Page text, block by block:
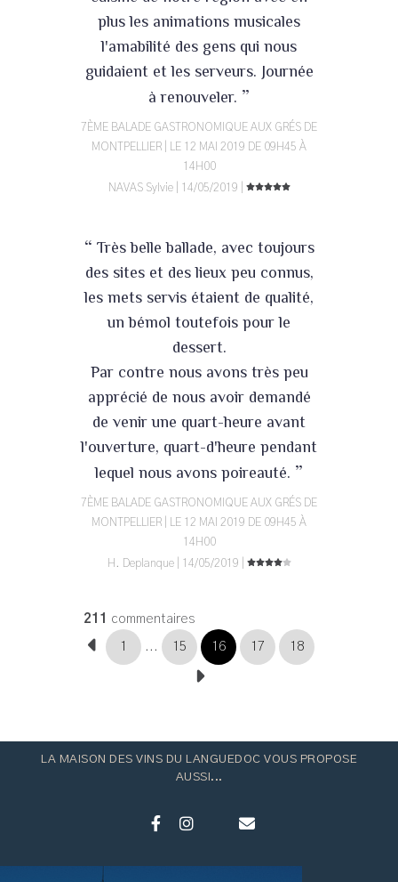
plus les animations musicales
l'amabilité des gens qui nous
guidaient et les serveurs. Journée
à renouveler. ”
7ÈME BALADE GASTRONOMIQUE AUX GRÉS DE
MONTPELLIER | LE 12 MAI 2019 DE 09H45 À
14H00
NAVAS Sylvie | 14/05/2019 |
“ Très belle ballade, avec toujours
des sites et des lieux peu connus,
les mets servis étaient de qualité,
un bémol toutefois pour le
dessert.
Par contre nous avons très peu
apprécié de nous avoir demandé
de venir une quart-heure avant
l'ouverture, quart-d'heure pendant
lequel nous avons poireauté. ”
7ÈME BALADE GASTRONOMIQUE AUX GRÉS DE
MONTPELLIER | LE 12 MAI 2019 DE 09H45 À
14H00
H. Deplanque | 14/05/2019 |
211 commentaires
1 ... 15 16 17 18
LA MAISON DES VINS DU LANGUEDOC VOUS PROPOSE
AUSSI...